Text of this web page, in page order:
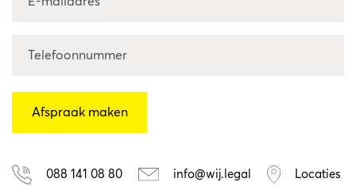
088 141 08 80 info@wij.legal Locaties